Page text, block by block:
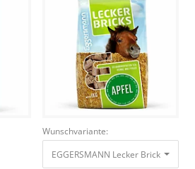
Wunschvariante: